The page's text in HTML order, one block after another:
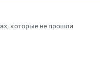
которые не прошли